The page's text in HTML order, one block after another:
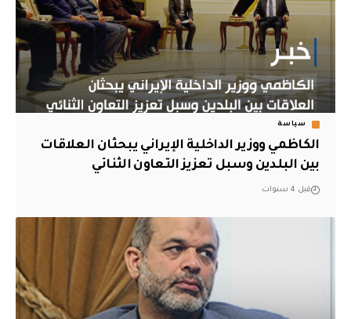
سياسة
الكاظمي ووزير الداخلية الإيراني يبحثان العلاقات
بين البلدين وسبل تعزيز التعاون الثنائي
قبل 4 سنوات